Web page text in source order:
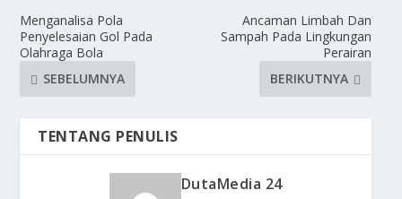
Menganalisa Pola
Penyelesaian Gol Pada
Olahraga Bola
SEBELUMNYA
Ancaman Limbah Dan
Sampah Pada Lingkungan
Perairan
BERIKUTNYA
TENTANG PENULIS
DutaMedia 24